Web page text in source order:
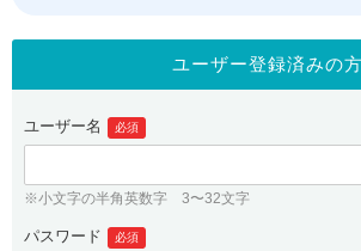
.jpドメインオークション
gTLDオークション NEW!
.jpドメインバックオーダー
プレミアムドメイン
人気ドメインの種類
紹介制度
バリュードメインAPI
ドメイン・ホスティングOEM
ログイン
従来のバリュードメインをご利用希
ユーザー登録
ユーザー登録済みの方
ユーザー名 必須
※小文字の半角英数字 3〜32文字
パスワード 必須